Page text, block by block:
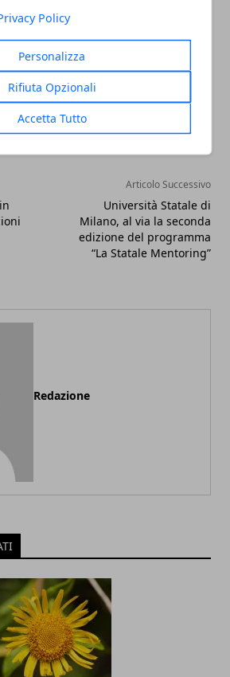
Policy
Personalizza
Rifiuta Opzionali
Accetta Tutto
Articolo Successivo
Università Statale di
Milano, al via la seconda
edizione del programma
“La Statale Mentoring”
Redazione